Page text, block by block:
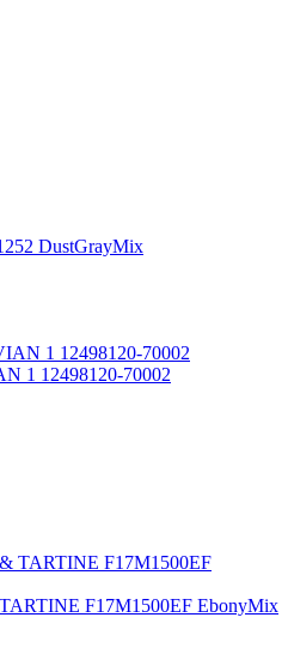
DustGrayMix
1 12498120-70002
F17M1500EF EbonyMix